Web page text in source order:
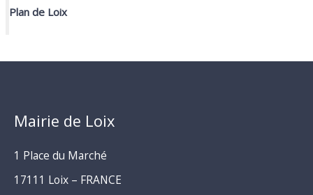
Plan de Loix
Mairie de Loix
1 Place du Marché
17111 Loix – FRANCE